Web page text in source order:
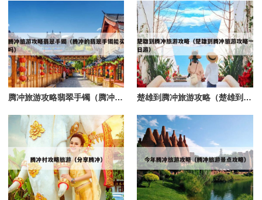
腾冲旅游攻略翡翠手镯（腾冲的翡翠手镯能买吗） 楚雄到腾冲旅游攻略（楚雄到腾冲旅游攻略一日游）